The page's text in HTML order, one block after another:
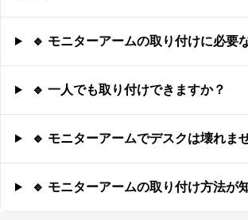
🔹 モニターアームの取り付けに必要
🔹 一人でも取り付けできますか？
🔹 モニターアームでデスクは壊れま
🔹 モニターアームの取り付け方法が